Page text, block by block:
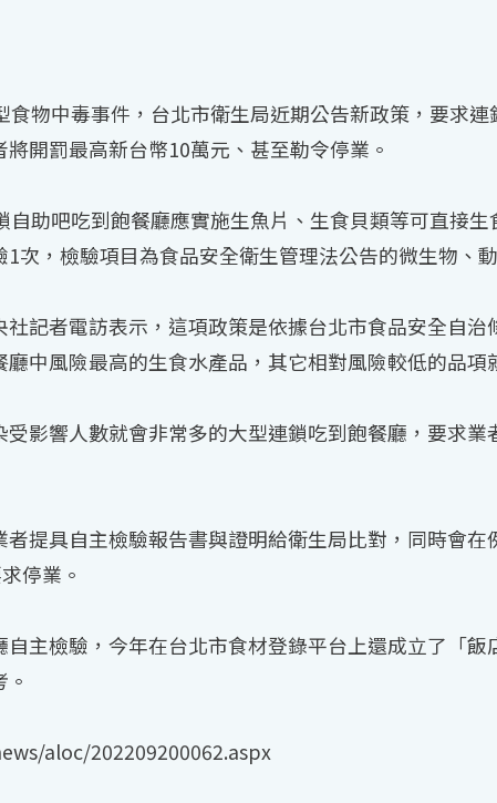
食物中毒事件，台北市衛生局近期公告新政策，要求
開罰最高新台幣10萬元、甚至勒令停業。
助吧吃到飽餐廳應實施生魚片、生食貝類等可直接
次，檢驗項目為食品安全衛生管理法公告的微生物、
記者電訪表示，這項政策是依據台北市食品安全自
中風險最高的生食水產品，其它相對風險較低的品項
影響人數就會非常多的大型連鎖吃到飽餐廳，要求
提具自主檢驗報告書與證明給衛生局比對，同時會
停業。
主檢驗，今年在台北市食材登錄平台上還成立了「
aloc/202209200062.aspx